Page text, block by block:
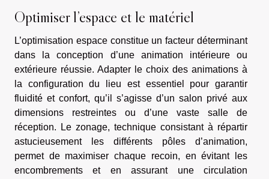
Optimiser l’espace et le matériel
L’optimisation espace constitue un facteur déterminant
dans la conception d’une animation intérieure ou
extérieure réussie. Adapter le choix des animations à
la configuration du lieu est essentiel pour garantir
fluidité et confort, qu’il s’agisse d’un salon privé aux
dimensions restreintes ou d’une vaste salle de
réception. Le zonage, technique consistant à répartir
astucieusement les différents pôles d’animation,
permet de maximiser chaque recoin, en évitant les
encombrements et en assurant une circulation